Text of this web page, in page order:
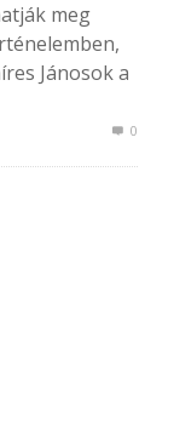
meg
Jánosok a
0